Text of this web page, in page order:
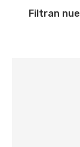
Filtran